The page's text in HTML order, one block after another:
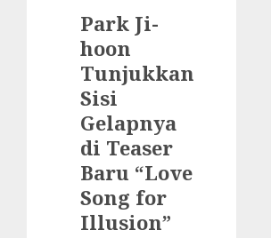
Park Ji-
hoon
Tunjukkan
Sisi
Gelapnya
di Teaser
Baru “Love
Song for
Illusion”